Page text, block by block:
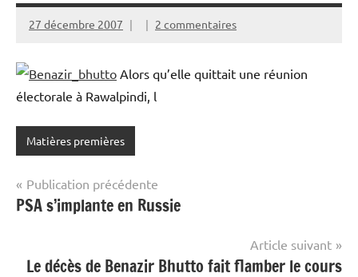
27 décembre 2007 2 commentaires
Alors qu’elle quittait une réunion
électorale à Rawalpindi, l
Matières premières
Navigation
de
Publication précédente
PSA s’implante en Russie
Article suivant
Le décès de Benazir Bhutto fait flamber le cours